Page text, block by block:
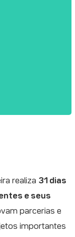
realiza 31 dias
e seus
parcerias e
importantes